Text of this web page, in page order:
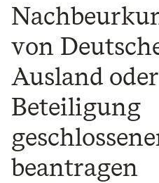
von
Ausland
Beteiligung
beantragen